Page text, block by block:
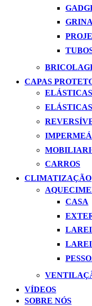
CAPAS
CARROS
CLIMATIZAÇÃO
CASA
VÍDEOS
SOBRE NÓS